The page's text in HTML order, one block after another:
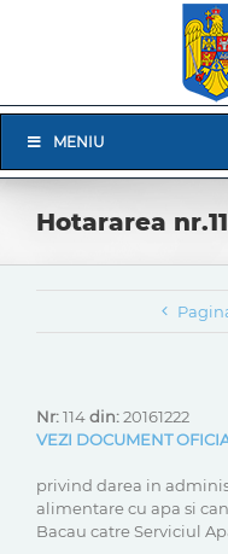
Navigation
MENIU
Hotararea
Nr:114din:20161222
VEZI DOCUMENT
privind darea in
alimentare cu apa si
Bacau catre Serviciul